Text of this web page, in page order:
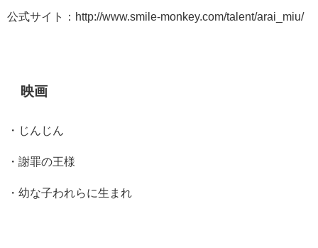
公式サイト：http://www.smile-monkey.com/talent/arai_miu/
映画
・じんじん
・謝罪の王様
・幼な子われらに生まれ